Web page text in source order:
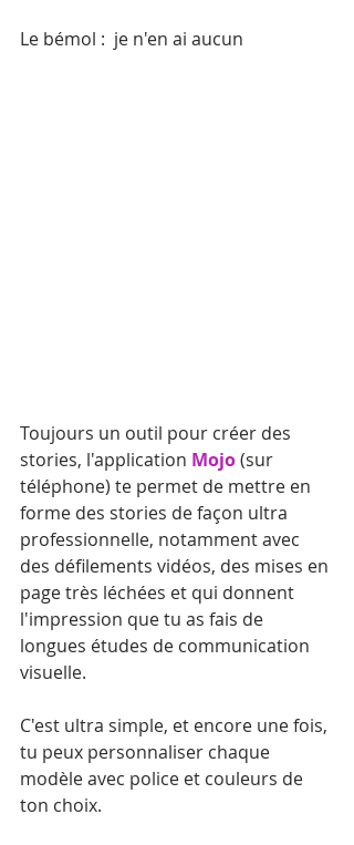
Le bémol :  je n'en ai aucun
Toujours un outil pour créer des
stories, l'application Mojo (sur
téléphone) te permet de mettre en
forme des stories de façon ultra
professionnelle, notamment avec
des défilements vidéos, des mises en
page très léchées et qui donnent
l'impression que tu as fais de
longues études de communication
visuelle.
C'est ultra simple, et encore une fois,
tu peux personnaliser chaque
modèle avec police et couleurs de
ton choix.